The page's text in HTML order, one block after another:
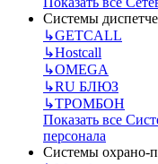
Системы
↳GETCALL
↳Hostcall
↳OMEGA
↳RU БЛЮЗ
↳ТРОМБОН
Показать все
персонала
Системы охрано-